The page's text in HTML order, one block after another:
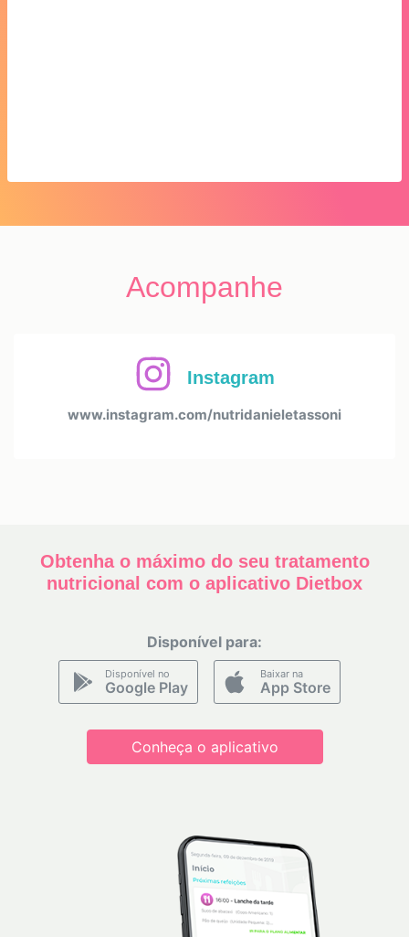
Acompanhe
Instagram
www.instagram.com/nutridanieletassoni
Obtenha o máximo do seu tratamento
nutricional com o aplicativo Dietbox
Disponível para:
Disponível no
Google Play
Baixar na
App Store
Conheça o aplicativo